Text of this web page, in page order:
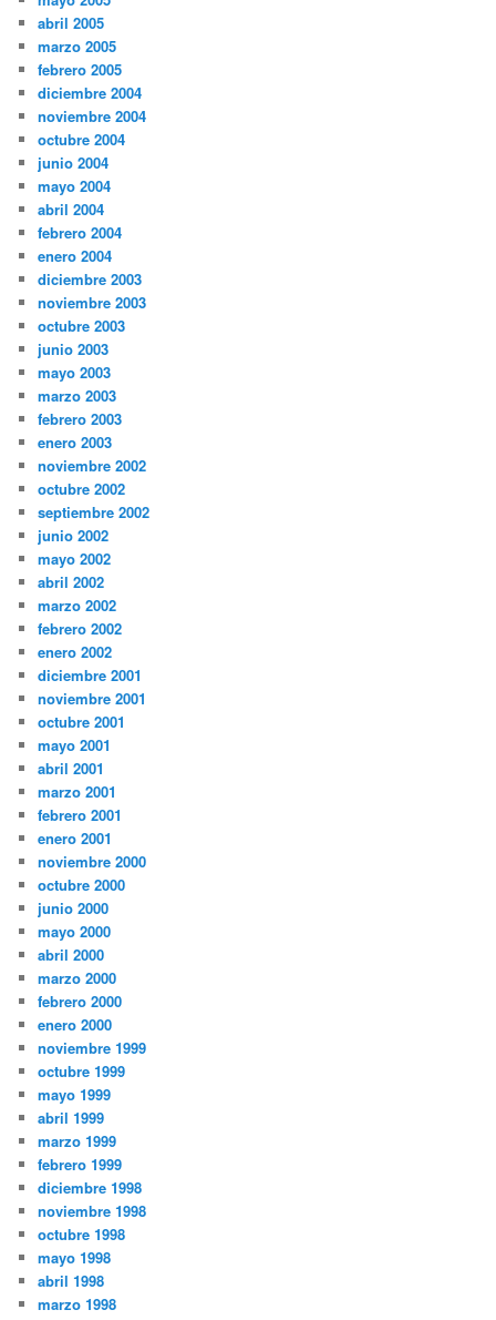
abril 2005
marzo 2005
febrero 2005
diciembre 2004
noviembre 2004
octubre 2004
junio 2004
mayo 2004
abril 2004
febrero 2004
enero 2004
diciembre 2003
noviembre 2003
octubre 2003
junio 2003
mayo 2003
marzo 2003
febrero 2003
enero 2003
noviembre 2002
octubre 2002
septiembre 2002
junio 2002
mayo 2002
abril 2002
marzo 2002
febrero 2002
enero 2002
diciembre 2001
noviembre 2001
octubre 2001
mayo 2001
abril 2001
marzo 2001
febrero 2001
enero 2001
noviembre 2000
octubre 2000
junio 2000
mayo 2000
abril 2000
marzo 2000
febrero 2000
enero 2000
noviembre 1999
octubre 1999
mayo 1999
abril 1999
marzo 1999
febrero 1999
diciembre 1998
noviembre 1998
octubre 1998
mayo 1998
abril 1998
marzo 1998